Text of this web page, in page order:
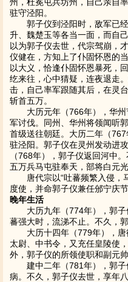
驻守泾阳。
郭子仪到泾阳时，敌军已经
升、魏楚玉等各当一面，而自
以为郭子仪去世，代宗驾崩，
仪健在，方知上了仆固怀恩的
以大义，恰逢仆固怀恩暴死，
纥来往，心中猜疑，连夜退走
击，自己率军跟随其后，在灵
斩首五万。
大历元年（766年），华州
军讨伐。同州、华州将领闻听
首级送往朝廷。大历二年（
驻泾阳。郭子仪在灵州发动进
（768年），郭子仪返回河中
五万兵马屯驻奉天，部将白元光
唐代宗以“吐蕃频繁入侵，
度使，并命郭子仪兼任邠宁庆
晚年生活
大历九年（774年），郭子
蕃强大时，流涕不止。不久，
大历十四年（779年），唐
太尉、中书令，又充任皇陵使
外，郭子仪的所领使职和副元
建中二年（781年），郭子
病。不久，郭子仪去世，享年